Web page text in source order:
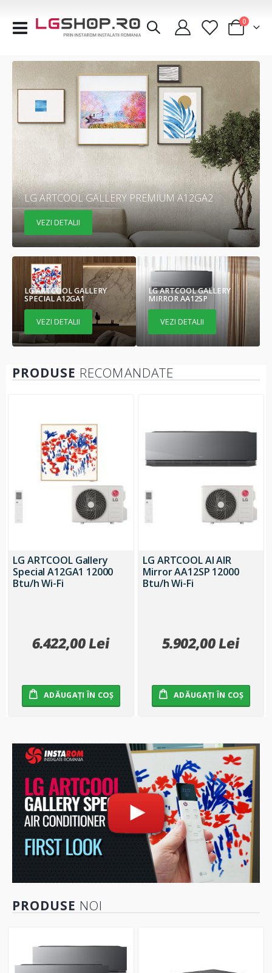
Comutare
Cart
0articole
LG ARTCOOL GALLERY PREMIUM A12GA2
VEZI DETALII
LG ARTCOOL GALLERY
SPECIAL A12GA1
VEZI DETALII
LG ARTCOOL GALLERY
MIRROR AA12SP
VEZI DETALII
PRODUSE RECOMANDATE
LG ARTCOOL Gallery
Special A12GA1 12000
Btu/h Wi-Fi
6.422,00 Lei
ADĂUGAȚI ÎN COȘ
LG ARTCOOL AI AIR
Mirror AA12SP 12000
Btu/h Wi-Fi
5.902,00 Lei
ADĂUGAȚI ÎN COȘ
S
i
p
a
PRODUSE NOI